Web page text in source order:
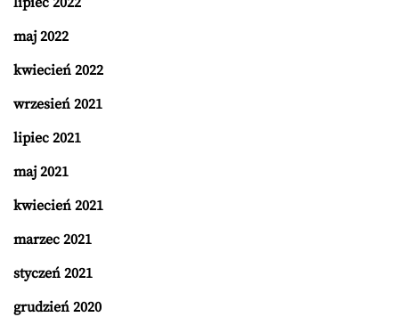
maj 2022
kwiecień 2022
wrzesień 2021
lipiec 2021
maj 2021
kwiecień 2021
marzec 2021
styczeń 2021
grudzień 2020